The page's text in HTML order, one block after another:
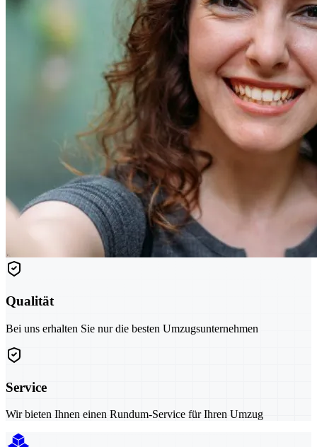
Qualität
Bei uns erhalten Sie nur die besten Umzugsunternehmen
Service
Wir bieten Ihnen einen Rundum-Service für Ihren Umzug